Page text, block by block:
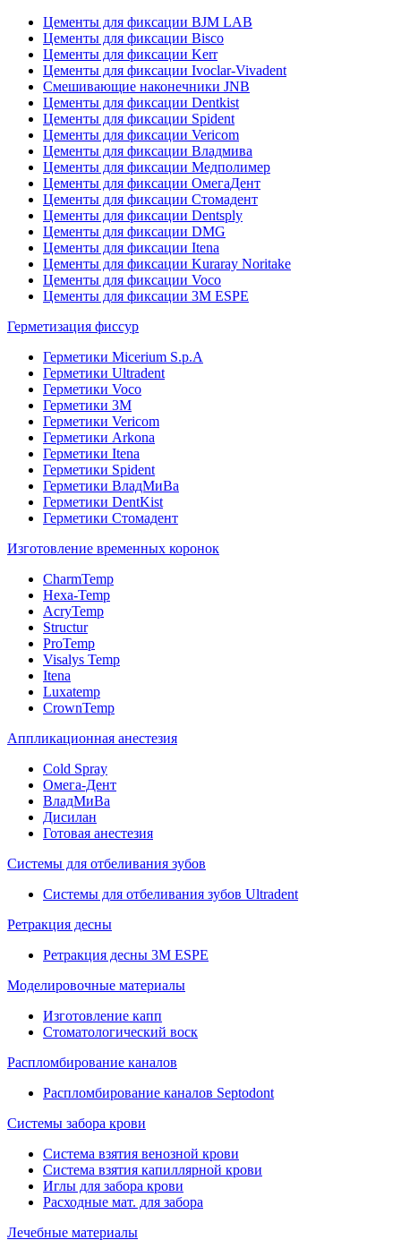
Цементы для фиксации BJM LAB
Цементы для фиксации Bisco
Цементы для фиксации Kerr
Цементы для фиксации Ivoclar-Vivadent
Смешивающие наконечники JNB
Цементы для фиксации Dentkist
Цементы для фиксации Spident
Цементы для фиксации Vericom
Цементы для фиксации Владмива
Цементы для фиксации Медполимер
Цементы для фиксации ОмегаДент
Цементы для фиксации Стомадент
Цементы для фиксации Dentsply
Цементы для фиксации DMG
Цементы для фиксации Itena
Цементы для фиксации Kuraray Noritake
Цементы для фиксации Voco
Цементы для фиксации 3M ESPE
Герметизация фиссур
Герметики Micerium S.p.A
Герметики Ultradent
Герметики Voco
Герметики 3M
Герметики Vericom
Герметики Arkona
Герметики Itena
Герметики Spident
Герметики ВладМиВа
Герметики DentKist
Герметики Стомадент
Изготовление временных коронок
CharmTemp
Hexa-Temp
AcryTemp
Structur
ProTemp
Visalys Temp
Itena
Luxatemp
CrownTemp
Аппликационная анестезия
Cold Spray
Омега-Дент
ВладМиВа
Дисилан
Готовая анестезия
Системы для отбеливания зубов
Системы для отбеливания зубов Ultradent
Ретракция десны
Ретракция десны 3M ESPE
Моделировочные материалы
Изготовление капп
Стоматологический воск
Распломбирование каналов
Распломбирование каналов Septodont
Системы забора крови
Система взятия венозной крови
Система взятия капиллярной крови
Иглы для забора крови
Расходные мат. для забора
Лечебные материалы